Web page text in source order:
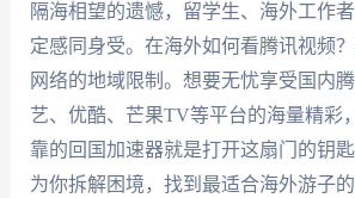
隔海相望的遗憾，留学生、海外工作
定感同身受。在海外如何看腾讯视频
网络的地域限制。想要无忧享受国内
艺、优酷、芒果TV等平台的海量精彩
靠的回国加速器就是打开这扇门的钥
为你拆解困境，找到最适合海外游子的